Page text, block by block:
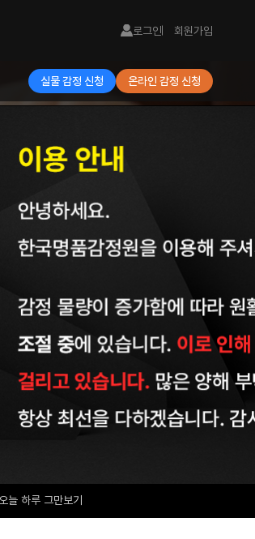
로그인 회원가입
실물 감정 신청 온라인 감정 신청
오늘 하루 그만보기